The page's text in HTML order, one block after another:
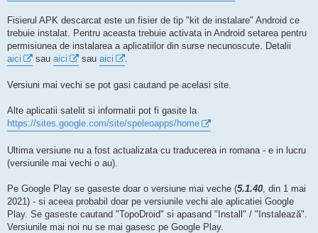
Fisierul APK descarcat este un fisier de tip "kit de instalare" Android ce
trebuie instalat. Pentru aceasta trebuie activata in Android setarea pentru
permisiunea de instalarea a aplicatiilor din surse necunoscute. Detalii
aici
sau aici sau aici
Versiuni mai vechi se pot gasi cautand pe acelasi site.
Alte aplicatii satelit si informatii pot fi gasite la
https://sites.google.com/site/speleoapps/home
Ultima versiune nu a fost actualizata cu traducerea in romana - e in lucru
(versiunile mai vechi o au).
Pe Google Play se gaseste doar o versiune mai veche (5.1.40 , din 1 mai
2021) - si aceea probabil doar pe versiunile vechi ale aplicatiei Google
Play. Se gaseste cautand "TopoDroid" si apasand "Install" / "Instalează".
Versiunile mai noi nu se mai gasesc pe Google Play.